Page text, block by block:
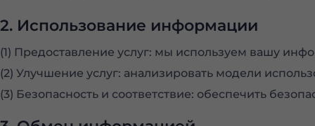
2. Использование информации
(1) Предоставление услуг: мы используем вашу
(2) Улучшение услуг: анализировать модели
(3) Безопасность и соответствие: обеспечить